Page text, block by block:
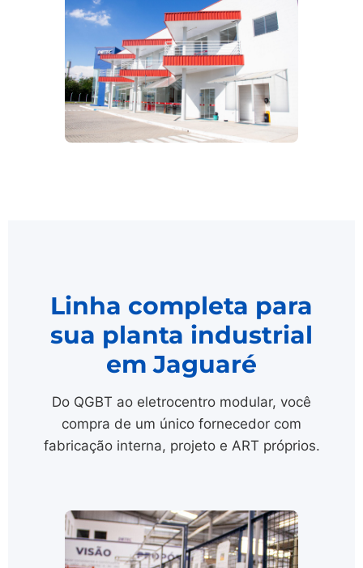
Linha completa para
sua planta industrial
em Jaguaré
Do QGBT ao eletrocentro modular, você
compra de um único fornecedor com
fabricação interna, projeto e ART próprios.